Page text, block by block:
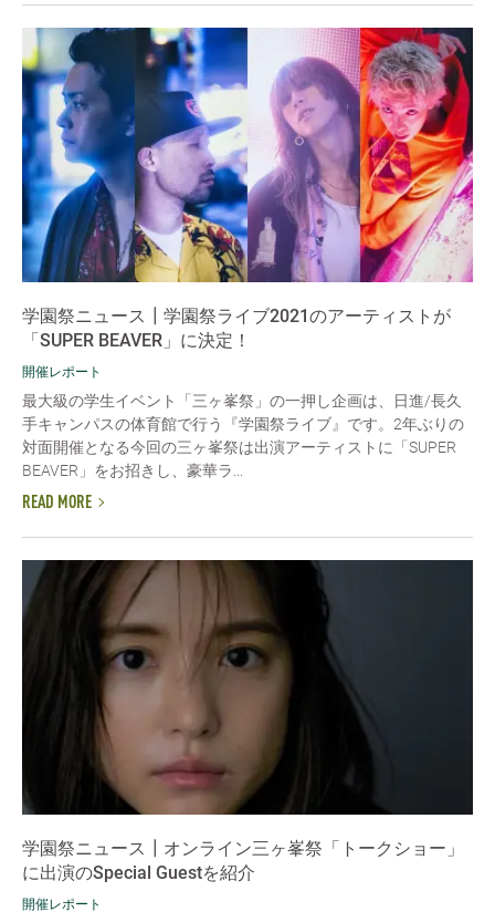
学園祭ニュース┃学園祭ライブ2021のアーティストが
「SUPER BEAVER」に決定！
開催レポート
最大級の学生イベント「三ヶ峯祭」の一押し企画は、日進/長久
手キャンパスの体育館で行う『学園祭ライブ』です。2年ぶりの
対面開催となる今回の三ヶ峯祭は出演アーティストに「SUPER
BEAVER」をお招きし、豪華ラ...
READ MORE
学園祭ニュース┃オンライン三ヶ峯祭「トークショー」
に出演のSpecial Guestを紹介
開催レポート